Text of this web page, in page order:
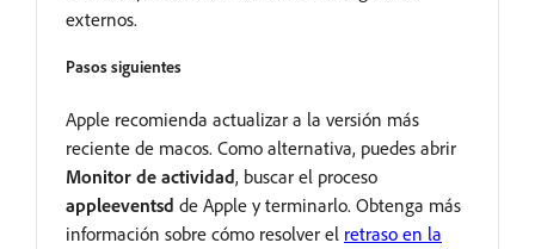
externos.
Pasos siguientes
Apple recomienda actualizar a la versión más
reciente de macos. Como alternativa, puedes abrir
Monitor de actividad, buscar el proceso
appleeventsd de Apple y terminarlo. Obtenga más
información sobre cómo resolver el retraso en la